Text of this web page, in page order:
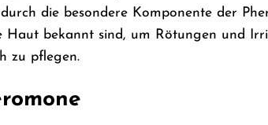
die besondere Komponente der
Haut bekannt sind, um Rötungen und
zu pflegen.